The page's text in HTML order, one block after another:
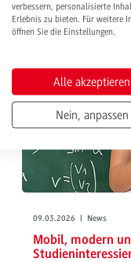
09.03.2026 | News
Mobil, modern
verbessern, personalisierte
Erlebnis zu bieten. Für weitere
öffnen Sie die Einstellungen.
Alle akzeptieren
Nein, anpassen